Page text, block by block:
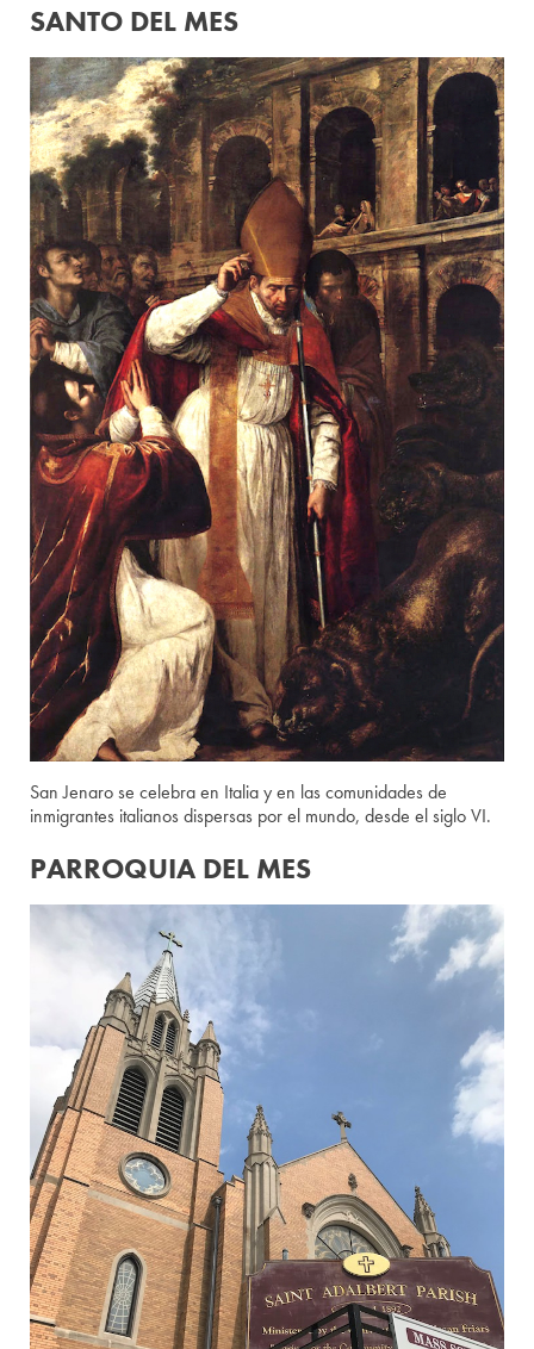
SANTO DEL MES
San Jenaro se celebra en Italia y en las comunidades de
inmigrantes italianos dispersas por el mundo, desde el siglo VI.
PARROQUIA DEL MES